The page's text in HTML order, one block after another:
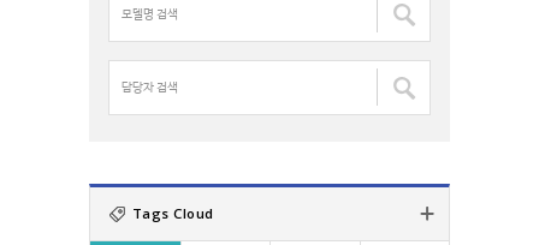
색
:
델
명
:자
:
Tags Cloud